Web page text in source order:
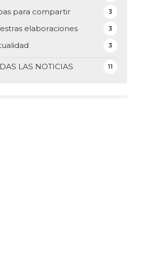
LAS NOTICIAS 11
para compartir 3
elaboraciones 3
3